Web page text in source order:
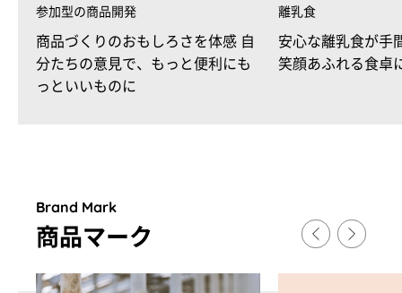
参加型の商品開発
商品づくりのおもしろさを体感 自
分たちの意見で、もっと便利にも
っといいものに
離乳食
安心な離乳食が手
笑顔あふれる食卓
Brand Mark
商品マーク